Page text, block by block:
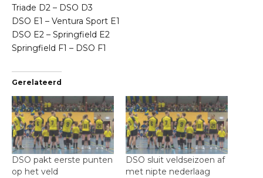
Triade D2 – DSO D3
DSO E1 – Ventura Sport E1
DSO E2 – Springfield E2
Springfield F1 – DSO F1
Gerelateerd
DSO pakt eerste punten
op het veld
DSO sluit veldseizoen af
met nipte nederlaag